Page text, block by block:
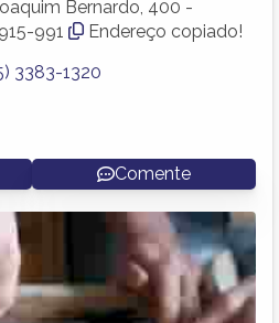
Bernardo, 400 -
991
Endereço copiado!
3383-1320
Comente